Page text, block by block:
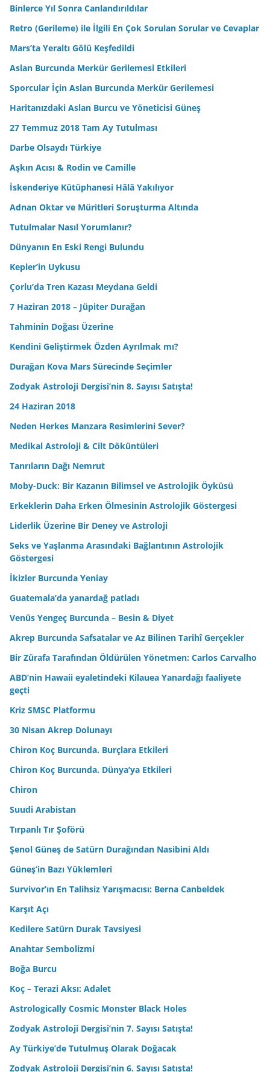
Binlerce Yıl Sonra Canlandırıldılar
Retro (Gerileme) ile İlgili En Çok Sorulan Sorular ve Cevaplar
Mars’ta Yeraltı Gölü Keşfedildi
Aslan Burcunda Merkür Gerilemesi Etkileri
Sporcular İçin Aslan Burcunda Merkür Gerilemesi
Haritanızdaki Aslan Burcu ve Yöneticisi Güneş
27 Temmuz 2018 Tam Ay Tutulması
Darbe Olsaydı Türkiye
Aşkın Acısı & Rodin ve Camille
İskenderiye Kütüphanesi Hâlâ Yakılıyor
Adnan Oktar ve Müritleri Soruşturma Altında
Tutulmalar Nasıl Yorumlanır?
Dünyanın En Eski Rengi Bulundu
Kepler’in Uykusu
Çorlu’da Tren Kazası Meydana Geldi
7 Haziran 2018 – Jüpiter Durağan
Tahminin Doğası Üzerine
Kendini Geliştirmek Özden Ayrılmak mı?
Durağan Kova Mars Sürecinde Seçimler
Zodyak Astroloji Dergisi’nin 8. Sayısı Satışta!
24 Haziran 2018
Neden Herkes Manzara Resimlerini Sever?
Medikal Astroloji & Cilt Döküntüleri
Tanrıların Dağı Nemrut
Moby-Duck: Bir Kazanın Bilimsel ve Astrolojik Öyküsü
Erkeklerin Daha Erken Ölmesinin Astrolojik Göstergesi
Liderlik Üzerine Bir Deney ve Astroloji
Seks ve Yaşlanma Arasındaki Bağlantının Astrolojik
Göstergesi
İkizler Burcunda Yeniay
Guatemala’da yanardağ patladı
Venüs Yengeç Burcunda – Besin & Diyet
Akrep Burcunda Safsatalar ve Az Bilinen Tarihî Gerçekler
Bir Zürafa Tarafından Öldürülen Yönetmen: Carlos Carvalho
ABD’nin Hawaii eyaletindeki Kilauea Yanardağı faaliyete
geçti
Kriz SMSC Platformu
30 Nisan Akrep Dolunayı
Chiron Koç Burcunda. Burçlara Etkileri
Chiron Koç Burcunda. Dünya’ya Etkileri
Chiron
Suudi Arabistan
Tırpanlı Tır Şoförü
Şenol Güneş de Satürn Durağından Nasibini Aldı
Güneş’in Bazı Yüklemleri
Survivor’ın En Talihsiz Yarışmacısı: Berna Canbeldek
Karşıt Açı
Kedilere Satürn Durak Tavsiyesi
Anahtar Sembolizmi
Boğa Burcu
Koç – Terazi Aksı: Adalet
Astrologically Cosmic Monster Black Holes
Zodyak Astroloji Dergisi’nin 7. Sayısı Satışta!
Ay Türkiye’de Tutulmuş Olarak Doğacak
Zodyak Astroloji Dergisi’nin 6. Sayısı Satışta!